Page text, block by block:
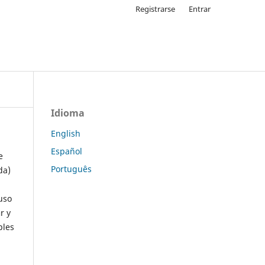
Registrarse Entrar
y
Idioma
English
Español
Português